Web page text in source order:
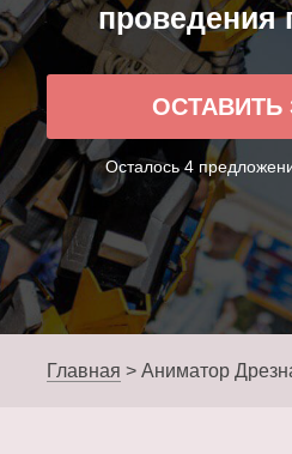
проведения
ОСТАВИТЬ
Осталось 4
Главная > Аниматор